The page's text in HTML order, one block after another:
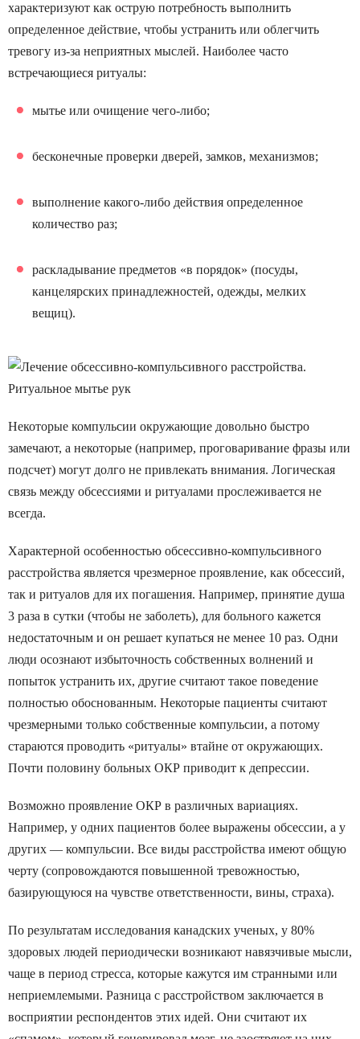
характеризуют как острую потребность выполнить
определенное действие, чтобы устранить или облегчить
тревогу из-за неприятных мыслей. Наиболее часто
встречающиеся ритуалы:
мытье или очищение чего-либо;
бесконечные проверки дверей, замков, механизмов;
выполнение какого-либо действия определенное
количество раз;
раскладывание предметов «в порядок» (посуды,
канцелярских принадлежностей, одежды, мелких
вещиц).
Некоторые компульсии окружающие довольно быстро
замечают, а некоторые (например, проговаривание фразы или
подсчет) могут долго не привлекать внимания. Логическая
связь между обсессиями и ритуалами прослеживается не
всегда.
Характерной особенностью обсессивно-компульсивного
расстройства является чрезмерное проявление, как обсессий,
так и ритуалов для их погашения. Например, принятие душа
3 раза в сутки (чтобы не заболеть), для больного кажется
недостаточным и он решает купаться не менее 10 раз. Одни
люди осознают избыточность собственных волнений и
попыток устранить их, другие считают такое поведение
полностью обоснованным. Некоторые пациенты считают
чрезмерными только собственные компульсии, а потому
стараются проводить «ритуалы» втайне от окружающих.
Почти половину больных ОКР приводит к депрессии.
Возможно проявление ОКР в различных вариациях.
Например, у одних пациентов более выражены обсессии, а у
других ― компульсии. Все виды расстройства имеют общую
черту (сопровождаются повышенной тревожностью,
базирующуюся на чувстве ответственности, вины, страха).
По результатам исследования канадских ученых, у 80%
здоровых людей периодически возникают навязчивые мысли,
чаще в период стресса, которые кажутся им странными или
неприемлемыми. Разница с расстройством заключается в
восприятии респондентов этих идей. Они считают их